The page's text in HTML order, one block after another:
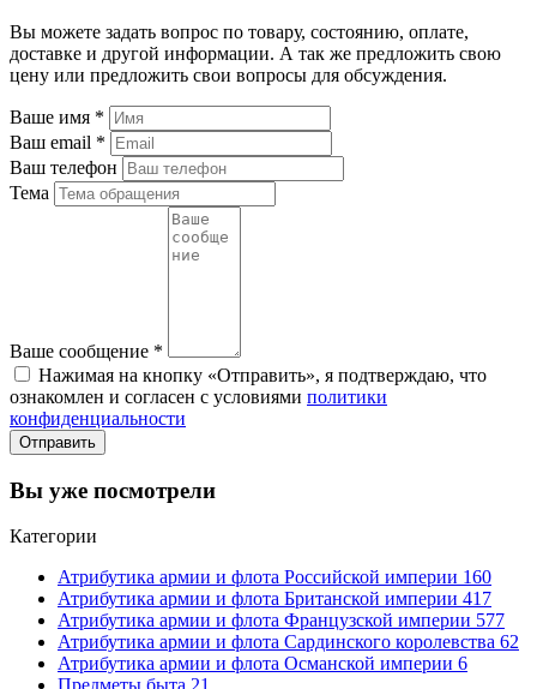
Вы можете задать вопрос по товару, состоянию, оплате,
доставке и другой информации. А так же предложить свою
цену или предложить свои вопросы для обсуждения.
Ваше имя *
Ваш email *
Ваш телефон
Тема
Ваше сообщение *
Нажимая на кнопку «Отправить», я подтверждаю, что
ознакомлен и согласен с условиями политики
конфиденциальности
Отправить
Вы уже посмотрели
Категории
Атрибутика армии и флота Российской империи 160
Атрибутика армии и флота Британской империи 417
Атрибутика армии и флота Французской империи 577
Атрибутика армии и флота Сардинского королевства 62
Атрибутика армии и флота Османской империи 6